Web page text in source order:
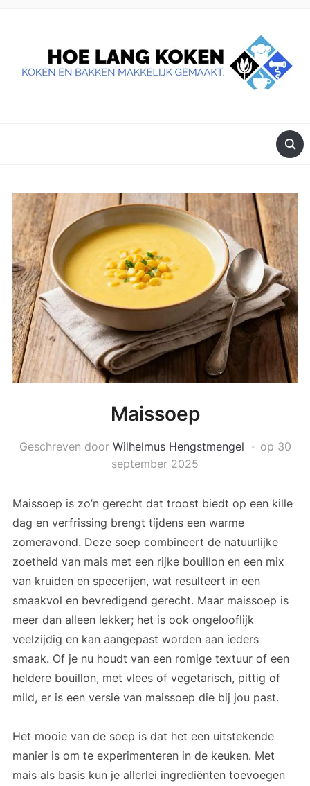
Maissoep
Geschreven door Wilhelmus Hengstmengel op 30
september 2025
Maissoep is zo’n gerecht dat troost biedt op een kille
dag en verfrissing brengt tijdens een warme
zomeravond. Deze soep combineert de natuurlijke
zoetheid van mais met een rijke bouillon en een mix
van kruiden en specerijen, wat resulteert in een
smaakvol en bevredigend gerecht. Maar maissoep is
meer dan alleen lekker; het is ook ongelooflijk
veelzijdig en kan aangepast worden aan ieders
smaak. Of je nu houdt van een romige textuur of een
heldere bouillon, met vlees of vegetarisch, pittig of
mild, er is een versie van maissoep die bij jou past.
Het mooie van de soep is dat het een uitstekende
manier is om te experimenteren in de keuken. Met
mais als basis kun je allerlei ingrediënten toevoegen